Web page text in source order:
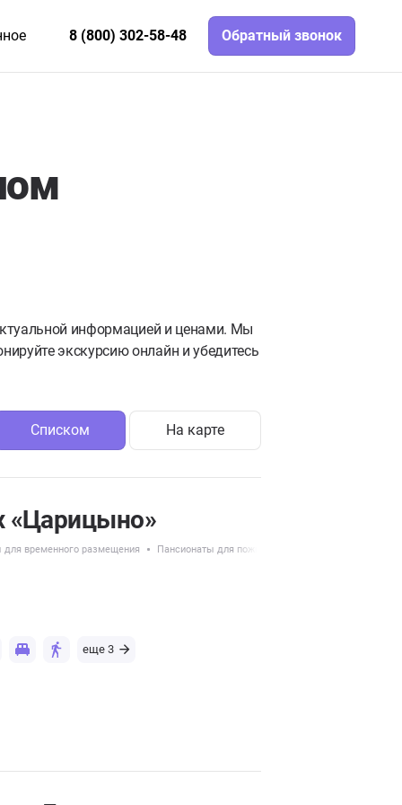
8 (800) 302-58-48 Обратный звонок
информацией и ценами. Мы
экскурсию онлайн и убедитесь
Списком На карте
«Царицыно»
для временного размещения Пансионаты для пожилых с Альцгеймером
еще 3